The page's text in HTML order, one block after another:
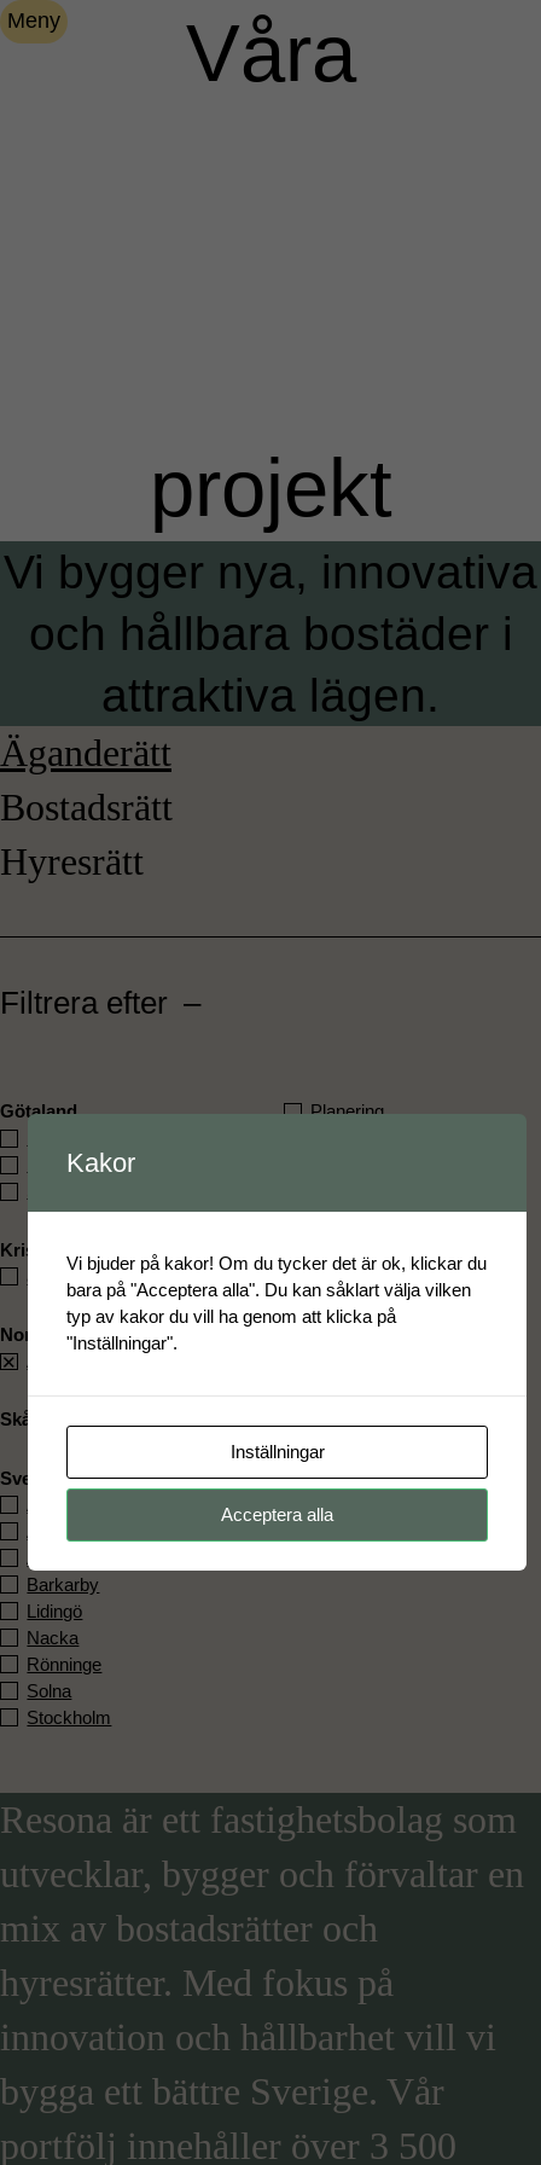
Meny Våra
projekt
Vi bygger nya, innovativa
och hållbara bostäder i
attraktiva lägen.
Äganderätt
Bostadsrätt
Hyresrätt
Filtrera efter
Götaland
Kristianstad
åhus
Norrland
Åre
Skåne
Svealand
Åkersberga
Älvsjö
Aspudden
Barkarby
Lidingö
Nacka
Rönninge
Solna
Stockholm
Planering
Färdigställt
Resona är ett fastighetsbolag som
utvecklar, bygger och förvaltar en
mix av bostadsrätter och
hyresrätter. Med fokus på
innovation och hållbarhet vill vi
bygga ett bättre Sverige. Vår
portfölj innehåller över 3 500
Kakor
Vi bjuder på kakor! Om du tycker det är ok, klickar du
bara på "Acceptera alla". Du kan såklart välja vilken
typ av kakor du vill ha genom att klicka på
"Inställningar".
Inställningar
Acceptera alla